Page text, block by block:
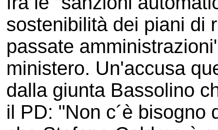
sostenibilità dei piani di
passate
ministero. Un'accusa
dalla giunta Bassolino
il PD: "Non c´è bisogno